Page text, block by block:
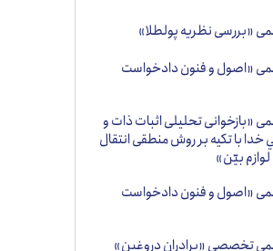
«بررسی نظریه پولطلا»
«اصول و فنون دادخواست
«بازخوانی تحليلی اثبات ذات و
با تكيه بر روش منطقی انتقال
لوازم بيّن»
«اصول و فنون دادخواست
تخصصی «برادران دروغین»